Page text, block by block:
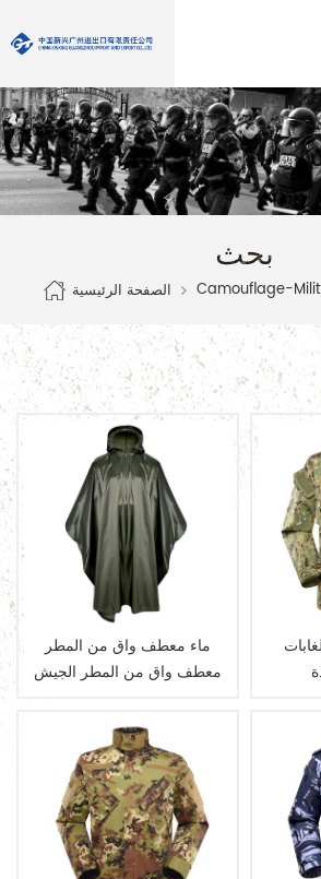
بحث
الصفحة الرئيسية Camouflage-
ماء معطف واق من المطر
معطف واق من المطر الجيش